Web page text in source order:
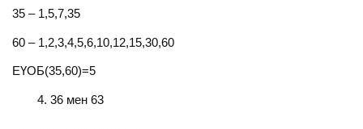
35 – 1,5,7,35
60 – 1,2,3,4,5,6,10,12,15,30,60
ЕҮОБ(35,60)=5
36 мен 63